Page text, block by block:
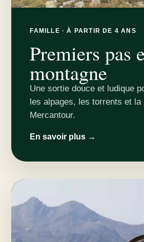
FAMILLE · À PARTIR DE 4 ANS
Premiers pas
montagne
Une sortie douce et ludique
les alpages, les torrents et la
Mercantour.
En savoir plus →